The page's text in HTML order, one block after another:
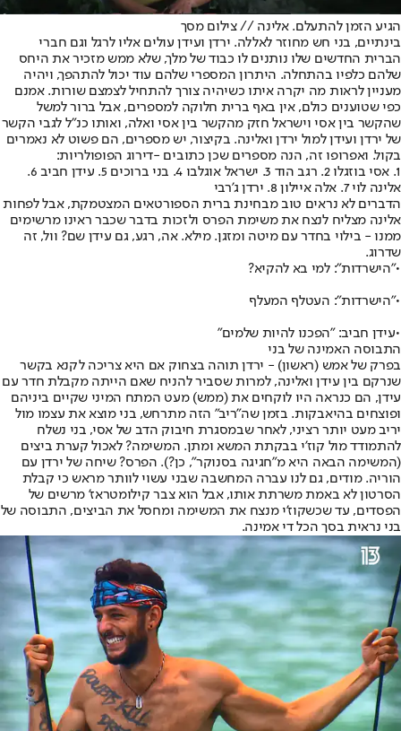
הגיע הזמן להתעלם. אלינה // צילום מסך
בינתיים, בני חש מחוזר לאללה. ירדן ועידן עולים אליו לרגל וגם חברי
הברית החדשים שלו נותנים לו כבוד של מלך, שלא ממש מזכיר את היחס
שלהם כלפיו בהתחלה. היתרון המספרי שלהם עוד יכול להתהפך, ויהיה
מעניין לראות מה יקרה איתו כשיהיה צורך להתחיל לצמצם שורות. אמנם
כפי שטוענים כולם, אין באף ברית חלוקה למספרים, אבל ברור למשל
שהקשר בין אסי וישראל חזק מהקשר בין אסי ואלה, ואותו כנ"ל לגבי הקשר
של ירדן ועידן למול ירדן ואלינה. בקיצור, יש מספרים, הם פשוט לא נאמרים
בקול. ואפרופו זה, הנה מספרים שכן כתובים -דירוג הפופולריות:
1. אסי בוזגלו 2. רגב הוד 3. ישראל אוגלבו 4. בני ברוכים 5. עידן חביב 6.
אלינה לוי 7. אלה איילון 8. ירדן ג'רבי
הדברים לא נראים טוב מבחינת ברית הספורטאים המצטמקת, אבל לפחות
אלינה מצליח לנצח את משימת הפרס ולזכות בדבר שכבר ראינו מרשימים
ממנו - בילוי בחדר עם מיטה ומזגן. מילא. אה, רגע, גם עידן שם? וול, זה
שדרוג.
•"הישרדות": למי בא להקיא?
•"הישרדות": העטלף המעלף
•עידן חביב: "הפכנו להיות שלמים"
התבוסה האמינה של בני
בפרק של אמש (ראשון) - ירדן תוהה בצחוק אם היא צריכה לקנא בקשר
שנרקם בין עידן ואלינה, למרות שסביר להניח שאם הייתה מקבלת חדר עם
עידן, הם כנראה היו לוקחים את (ממש) מעט המתח המיני שקיים ביניהם
ופוצחים בהיאבקות. בזמן שה"ריב" הזה מתרחש, בני מוצא את עצמו מול
יריב מעט יותר רציני, לאחר שבמסגרת חיבוק הדב של אסי, בני נשלח
להתמודד מול קוז'י בבקתת המשא ומתן. המשימה? לאכול קערת ביצים
(המשימה הבאה היא מ"חגיגה בסנוקר", כן?). הפרס? שיחה של ירדן עם
הוריה. מודים, גם לנו עברה המחשבה שבני עשוי לוותר מראש כי קבלת
הסרטון לא באמת משרתת אותו, אבל הוא צבר קילומטראז' מרשים של
הפסדים, עד שכשקוז'י מנצח את המשימה ומחסל את הביצים, התבוסה של
בני נראית בסך הכל די אמינה.